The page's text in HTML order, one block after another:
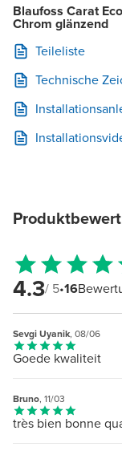
Blaufoss Carat
Chrom glänzend
Teileliste
Technische
4.3/ 5•16
Sevgi Uyanik, 08/06
Goede kwaliteit
Bruno, 11/03
très bien bonne